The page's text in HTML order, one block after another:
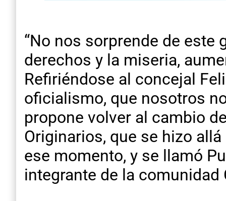
“No nos sorprende de
derechos y la miseria,
Refiriéndose al concejal
oficialismo, que nosotros
propone volver al cambio
Originarios, que se hizo
ese momento, y se llamó
integrante de la comunidad